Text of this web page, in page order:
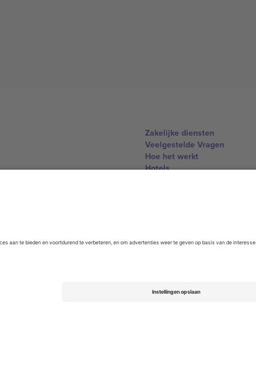
Zakelijke diensten
Veelgestelde Vragen
Hoe het werkt
Hotels